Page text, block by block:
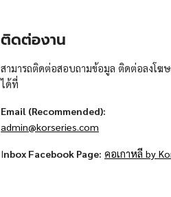
ติดต่องาน
สามารถติดต่อสอบถามข้อมูล ติดต่อลงโฆ
ได้ที่
Email (Recommended):
admin@korseries.com
Inbox Facebook Page: คอเกาหลี by